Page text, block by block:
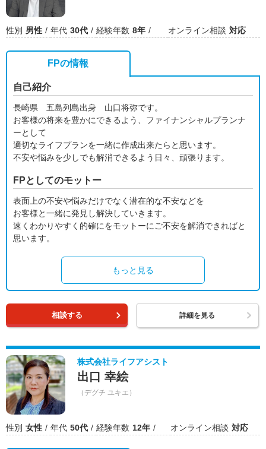
性別 男性 年代 30代 経験年数 8年 オンライン相談 対応
FPの情報
自己紹介
長崎県 五島列島出身 山口将弥です。
お客様の将来を豊かにできるよう、ファイナンシャルプランナ
ーとして
適切なライフプランを一緒に作成出来たらと思います。
不安や悩みを少しでも解消できるよう日々、頑張ります。
FPとしてのモットー
表面上の不安や悩みだけでなく潜在的な不安などを
お客様と一緒に発見し解決していきます。
速くわかりやすく的確にをモットーにご不安を解消できればと
思います。
もっと見る
相談する 詳細を見る
株式会社ライフアシスト
出口 幸絵
（デグチ ユキエ）
性別 女性 年代 50代 経験年数 12年 オンライン相談 対応